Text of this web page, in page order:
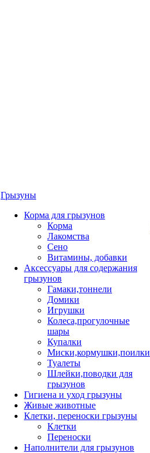
Грызуны
Корма для грызунов
Корма
Лакомства
Сено
Витамины, добавки
Аксессуары для содержания
грызунов
Гамаки,тоннели
Домики
Игрушки
Колеса,прогулочные
шары
Купалки
Миски,кормушки,поилки
Туалеты
Шлейки,поводки для
грызунов
Гигиена и уход грызуны
Живые животные
Клетки, переноски грызуны
Клетки
Переноски
Наполнители для грызунов